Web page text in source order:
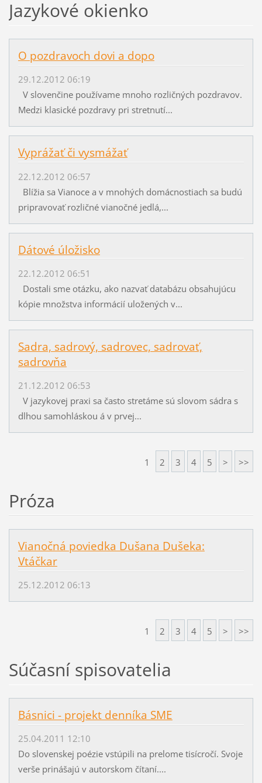
Jazykové okienko
O pozdravoch dovi a dopo
29.12.2012 06:19
V slovenčine používame mnoho rozličných pozdravov.
Medzi klasické pozdravy pri stretnutí...
Vyprážať či vysmážať
22.12.2012 06:57
Blížia sa Vianoce a v mnohých domácnostiach sa budú
pripravovať rozličné vianočné jedlá,...
Dátové úložisko
22.12.2012 06:51
Dostali sme otázku, ako nazvať databázu obsahujúcu
kópie množstva informácií uložených v...
Sadra, sadrový, sadrovec, sadrovať,
sadrovňa
21.12.2012 06:53
V jazykovej praxi sa často stretáme sú slovom sádra s
dlhou samohláskou á v prvej...
1 2 3 4 5 > >>
Próza
Vianočná poviedka Dušana Dušeka:
Vtáčkar
25.12.2012 06:13
1 2 3 4 5 > >>
Súčasní spisovatelia
Básnici - projekt denníka SME
25.04.2011 12:10
Do slovenskej poézie vstúpili na prelome tisícročí. Svoje
verše prinášajú v autorskom čítaní....